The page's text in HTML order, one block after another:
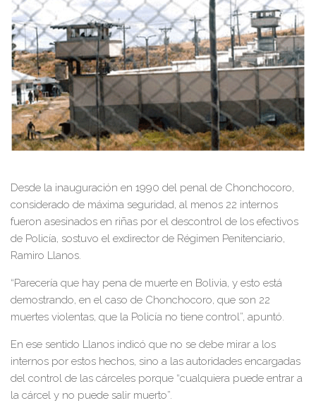
Desde la inauguración en 1990 del penal de Chonchocoro,
considerado de máxima seguridad, al menos 22 internos
fueron asesinados en riñas por el descontrol de los efectivos
de Policía, sostuvo el exdirector de Régimen Penitenciario,
Ramiro Llanos.
“Parecería que hay pena de muerte en Bolivia, y esto está
demostrando, en el caso de Chonchocoro, que son 22
muertes violentas, que la Policía no tiene control”, apuntó.
En ese sentido Llanos indicó que no se debe mirar a los
internos por estos hechos, sino a las autoridades encargadas
del control de las cárceles porque “cualquiera puede entrar a
la cárcel y no puede salir muerto”.